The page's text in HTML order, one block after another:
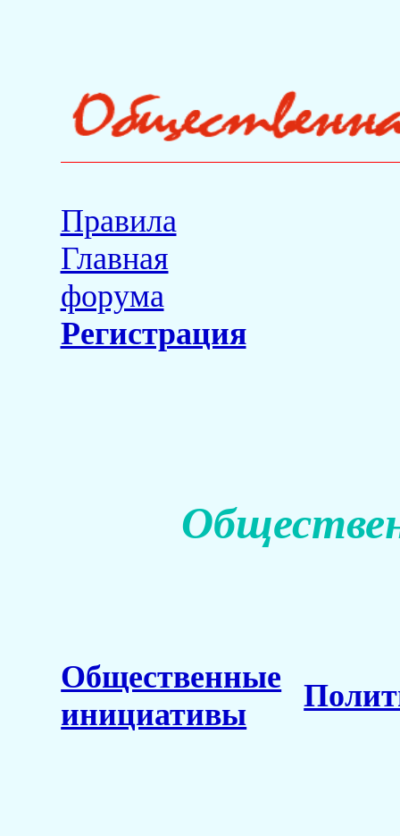
Правила
Главная
форума
Регистрация
Общественные
инициативы